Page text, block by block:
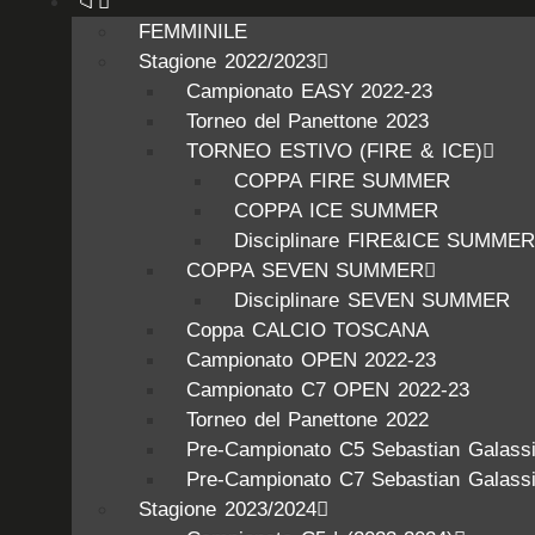
FEMMINILE
Stagione 2022/2023
Campionato EASY 2022-23
Torneo del Panettone 2023
TORNEO ESTIVO (FIRE & ICE)
COPPA FIRE SUMMER
COPPA ICE SUMMER
Disciplinare FIRE&ICE SUMMER
COPPA SEVEN SUMMER
Disciplinare SEVEN SUMMER
Coppa CALCIO TOSCANA
Campionato OPEN 2022-23
Campionato C7 OPEN 2022-23
Torneo del Panettone 2022
Pre-Campionato C5 Sebastian Galassi
Pre-Campionato C7 Sebastian Galassi
Stagione 2023/2024